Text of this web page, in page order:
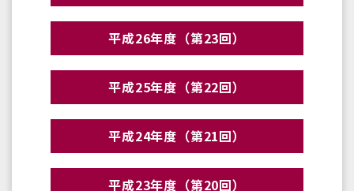
平成26年度（第23回）
平成25年度（第22回）
平成24年度（第21回）
平成23年度（第20回）